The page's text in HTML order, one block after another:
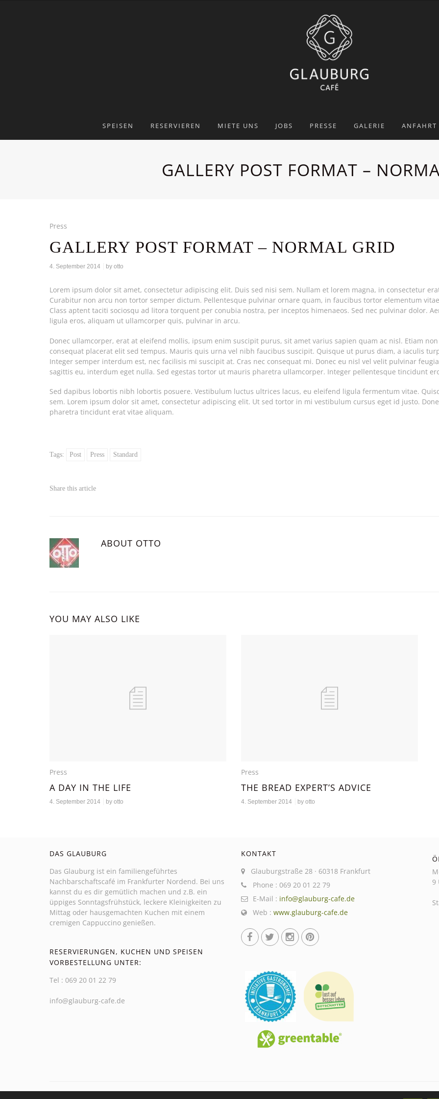
SPEISEN RESERVIEREN MIETE UNS JOBS PRESSE GALERIE ANFAHRT
GALLERY POST FORMAT –
Press
GALLERY POST FORMAT – NORMAL GRID
4. September 2014 by otto
Lorem ipsum dolor sit amet, consectetur adipiscing elit. Duis sed nisi sem. Nullam et lorem magna, in consectetur
Curabitur non arcu non tortor semper dictum. Pellentesque pulvinar ornare quam, in faucibus tortor elementum
Class aptent taciti sociosqu ad litora torquent per conubia nostra, per inceptos himenaeos. Sed nec pulvinar dolor.
ligula eros, aliquam ut ullamcorper quis, pulvinar in arcu.
Donec ullamcorper, erat at eleifend mollis, ipsum enim suscipit purus, sit amet varius sapien quam ac nisl. Etiam
consequat placerat elit sed tempus. Mauris quis urna vel nibh faucibus suscipit. Quisque ut purus diam, a iaculis
Integer semper interdum est, nec facilisis mi suscipit at. Cras nec consequat mi. Donec eu nisl vel velit pulvinar
sagittis eu, interdum eget nulla. Sed egestas tortor ut mauris pharetra ullamcorper. Integer pellentesque tincidunt
Sed dapibus lobortis nibh lobortis posuere. Vestibulum luctus ultrices lacus, eu eleifend ligula fermentum vitae.
sem. Lorem ipsum dolor sit amet, consectetur adipiscing elit. Ut sed tortor in mi vestibulum cursus eget id justo.
pharetra tincidunt erat vitae aliquam.
Tags: Post Press Standard
Share this article
ABOUT OTTO
YOU MAY ALSO LIKE
Press
A DAY IN THE LIFE
4. September 2014 by otto
Press
THE BREAD EXPERT’S ADVICE
4. September 2014 by otto
DAS GLAUBURG
Das Glauburg ist ein familiengeführtes
Nachbarschaftscafé im Frankfurter Nordend. Bei uns
kannst du es dir gemütlich machen und z.B. ein
üppiges Sonntagsfrühstück, leckere Kleinigkeiten zu
Mittag oder hausgemachten Kuchen mit einem
cremigen Cappuccino genießen.
RESERVIERUNGEN, KUCHEN UND SPEISEN
VORBESTELLUNG UNTER:
Tel : 069 20 01 22 79
info@glauburg-cafe.de
KONTAKT
Glauburgstraße 28 · 60318 Frankfurt
Phone : 069 20 01 22 79
E-Mail : info@glauburg-cafe.de
Web : www.glauburg-cafe.de
9